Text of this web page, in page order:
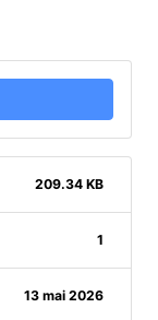
209.34 KB
1
13 mai 2026